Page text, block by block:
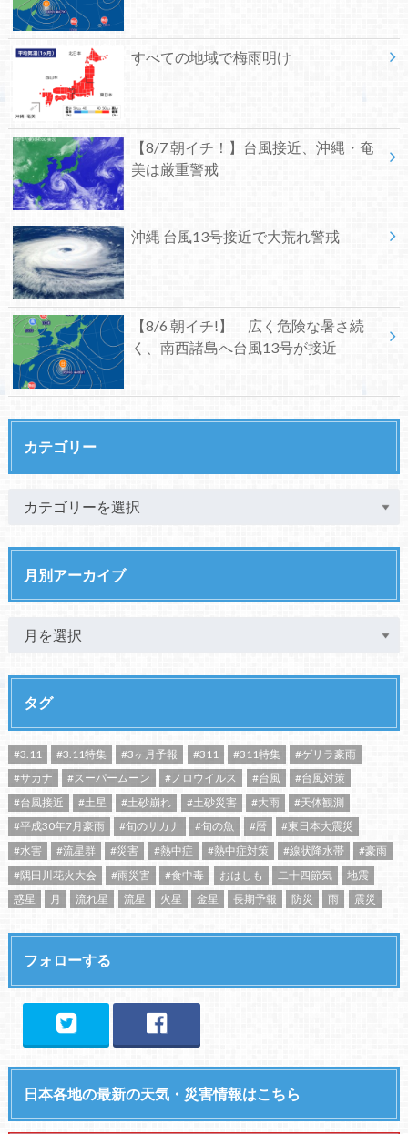
すべての地域で梅雨明け
【8/7 朝イチ！】台風接近、沖縄・奄
美は厳重警戒
沖縄 台風13号接近で大荒れ警戒
【8/6 朝イチ!】 広く危険な暑さ続
く、南西諸島へ台風13号が接近
カテゴリー
月別アーカイブ
タグ
#3.11 #3.11特集 #3ヶ月予報 #311 #311特集
#ゲリラ豪雨
#サカナ
#スーパームーン #ノロウイルス #台風
#台風対策
#台風接近
#土星 #土砂崩れ #土砂災害 #大雨
#天体観測
#平成30年7月豪雨
#旬のサカナ #旬の魚 #暦
#東日本大震災
#水害
#流星群 #災害 #熱中症 #熱中症対策 #線状降水帯
#豪雨
#隅田川花火大会
#雨災害 #食中毒 おはしも 二十四節気
地震
惑星
月 流れ星 流星 火星 金星 長期予報 防災 雨 震災
フォローする
日本各地の最新の天気・災害情報はこちら